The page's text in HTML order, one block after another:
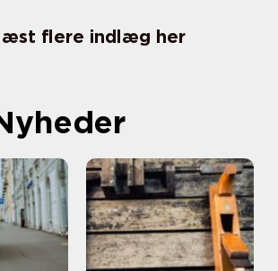
flere indlæg her